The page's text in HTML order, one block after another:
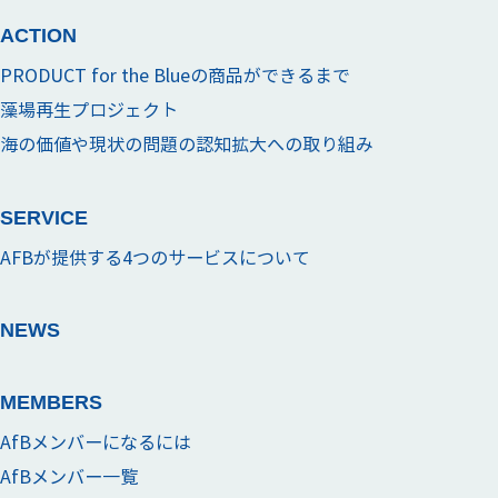
ACTION
PRODUCT for the Blueの商品ができるまで
藻場再生プロジェクト
海の価値や現状の問題の認知拡大への取り組み
SERVICE
AFBが提供する4つのサービスについて
NEWS
MEMBERS
AfBメンバーになるには
AfBメンバー一覧